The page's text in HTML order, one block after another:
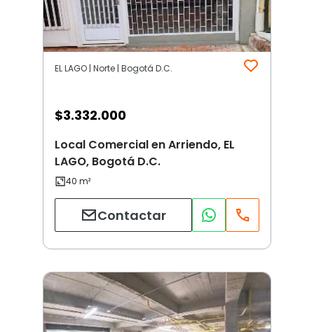
EL LAGO | Norte | Bogotá D.C.
$3.332.000
Local Comercial en Arriendo, EL
LAGO, Bogotá D.C.
Contactar